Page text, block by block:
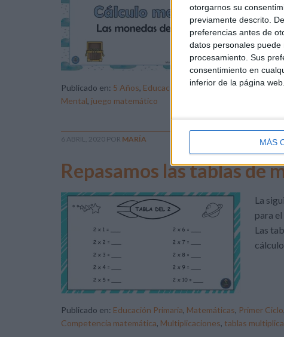
otorgarnos su
previamente descrito.
preferencias antes de
datos personales
procesamiento. Sus
consentimiento en
inferior de la página web.
MÁS
al
tiene.
faltan.
Publicado en: 5 Años, Educación Primaria, Lógico-Matemática
Mental, juego matemático
6 ABRIL, 2020 POR MARÍA
Repasamos las tablas de
La
para
Las
Publicado en: Educación Primaria, Matemáticas, Primer Ciclo
Competencia matemática, Multiplicaciones, tablas